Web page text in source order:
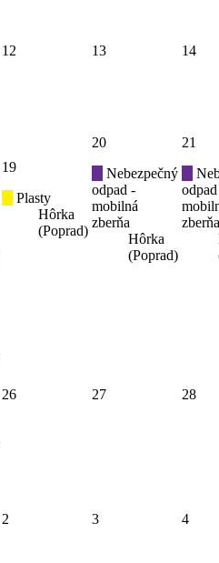
12 13 14
19
Plasty
Hôrka
(Poprad)
20
Nebezpečný
odpad -
mobilná
zberňa
Hôrka
(Poprad)
21
zberňa
26 27 28
2 3
4